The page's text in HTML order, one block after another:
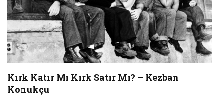
Kırk Katır Mı Kırk Satır Mı? – Kezban
Konukçu